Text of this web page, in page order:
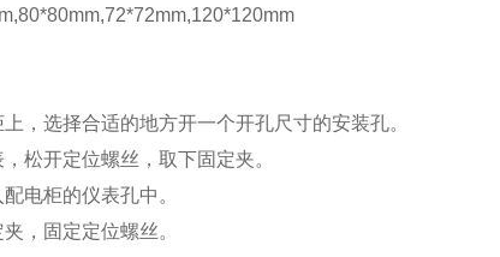
，选择合适的地方开一个开孔尺寸的安装孔。
松开定位螺丝，取下固定夹。
电柜的仪表孔中。
，固定定位螺丝。